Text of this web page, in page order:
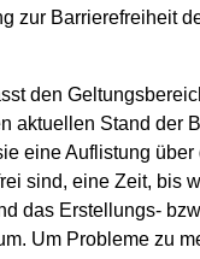
zur Barrierefreiheit
den
aktuellen Stand der
eine Auflistung
sind, eine Zeit, bis
das Erstellungs-
Um Probleme zu